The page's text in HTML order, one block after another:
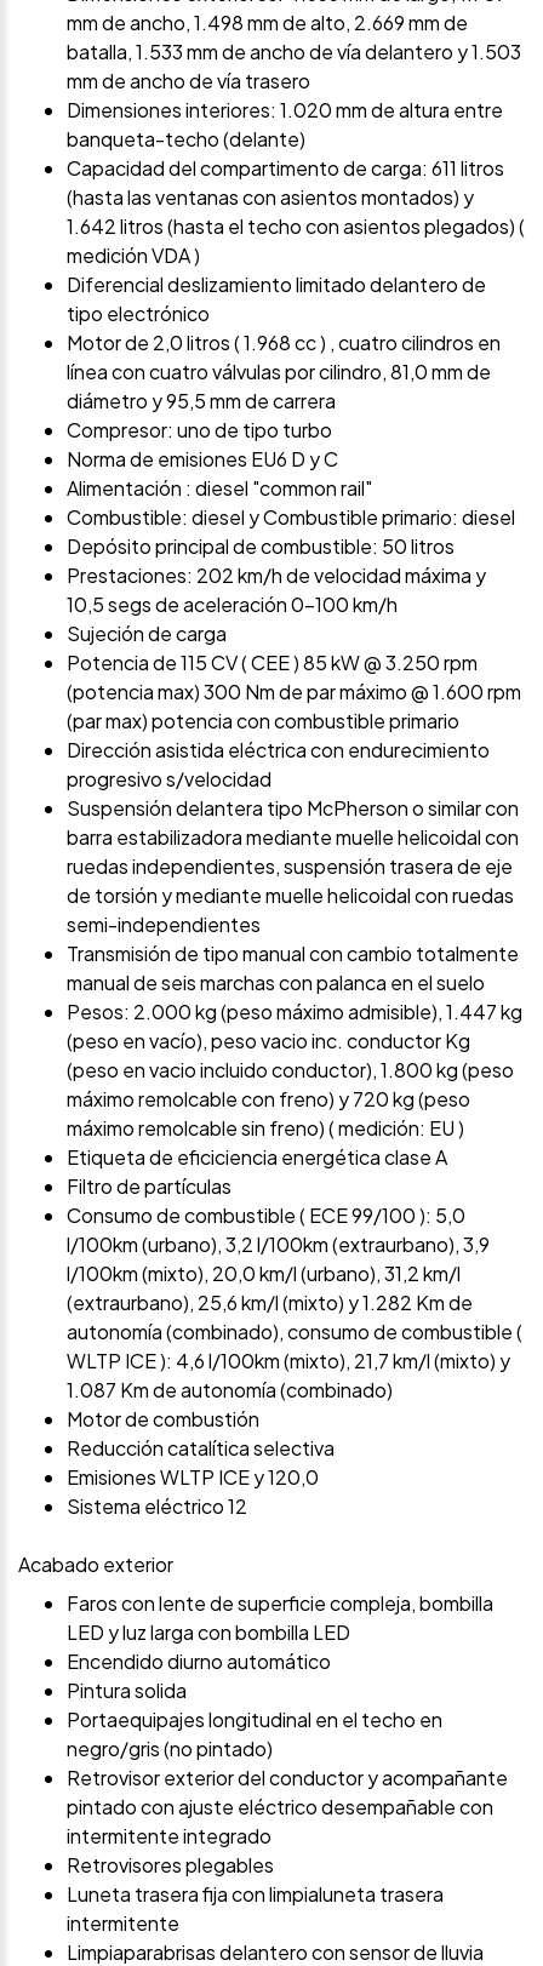
mm de ancho, 1.498 mm de alto, 2.669 mm de
batalla, 1.533 mm de ancho de vía delantero y 1.503
mm de ancho de vía trasero
Dimensiones interiores: 1.020 mm de altura entre
banqueta-techo (delante)
Capacidad del compartimento de carga: 611 litros
(hasta las ventanas con asientos montados) y
1.642 litros (hasta el techo con asientos plegados) (
medición VDA )
Diferencial deslizamiento limitado delantero de
tipo electrónico
Motor de 2,0 litros ( 1.968 cc ) , cuatro cilindros en
línea con cuatro válvulas por cilindro, 81,0 mm de
diámetro y 95,5 mm de carrera
Compresor: uno de tipo turbo
Norma de emisiones EU6 D y C
Alimentación : diesel "common rail"
Combustible: diesel y Combustible primario: diesel
Depósito principal de combustible: 50 litros
Prestaciones: 202 km/h de velocidad máxima y
10,5 segs de aceleración 0-100 km/h
Sujeción de carga
Potencia de 115 CV ( CEE ) 85 kW @ 3.250 rpm
(potencia max) 300 Nm de par máximo @ 1.600 rpm
(par max) potencia con combustible primario
Dirección asistida eléctrica con endurecimiento
progresivo s/velocidad
Suspensión delantera tipo McPherson o similar con
barra estabilizadora mediante muelle helicoidal con
ruedas independientes, suspensión trasera de eje
de torsión y mediante muelle helicoidal con ruedas
semi-independientes
Transmisión de tipo manual con cambio totalmente
manual de seis marchas con palanca en el suelo
Pesos: 2.000 kg (peso máximo admisible), 1.447 kg
(peso en vacío), peso vacio inc. conductor Kg
(peso en vacio incluido conductor), 1.800 kg (peso
máximo remolcable con freno) y 720 kg (peso
máximo remolcable sin freno) ( medición: EU )
Etiqueta de eficiciencia energética clase A
Filtro de partículas
Consumo de combustible ( ECE 99/100 ): 5,0
l/100km (urbano), 3,2 l/100km (extraurbano), 3,9
l/100km (mixto), 20,0 km/l (urbano), 31,2 km/l
(extraurbano), 25,6 km/l (mixto) y 1.282 Km de
autonomía (combinado), consumo de combustible (
WLTP ICE ): 4,6 l/100km (mixto), 21,7 km/l (mixto) y
1.087 Km de autonomía (combinado)
Motor de combustión
Reducción catalítica selectiva
Emisiones WLTP ICE y 120,0
Sistema eléctrico 12
Acabado exterior
Faros con lente de superficie compleja, bombilla
LED y luz larga con bombilla LED
Encendido diurno automático
Pintura solida
Portaequipajes longitudinal en el techo en
negro/gris (no pintado)
Retrovisor exterior del conductor y acompañante
pintado con ajuste eléctrico desempañable con
intermitente integrado
Retrovisores plegables
Luneta trasera fija con limpialuneta trasera
intermitente
Limpiaparabrisas delantero con sensor de lluvia